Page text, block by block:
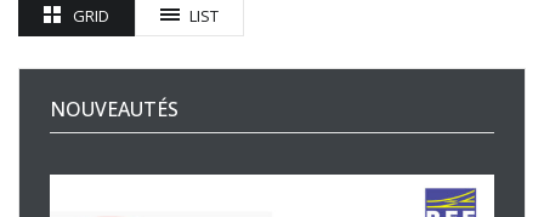
GRID LIST
NOUVEAUTÉS